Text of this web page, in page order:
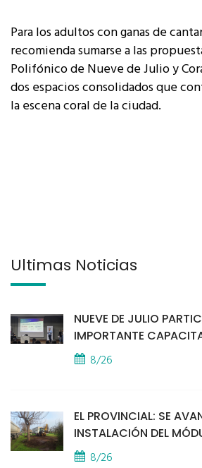
Para los adultos con ganas de
recomienda sumarse a las
Polifónico de Nueve de Julio y
dos espacios consolidados que
la escena coral de la ciudad.
Últimas Noticias
NUEVE DE JULIO
IMPORTANTE
8/26
EL PROVINCIAL: SE
INSTALACIÓN DEL
8/26